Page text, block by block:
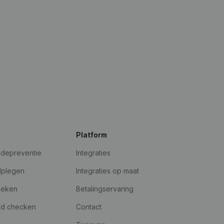
checken
Platform
Integraties
Integraties op maat
Betalingservaring
Contact